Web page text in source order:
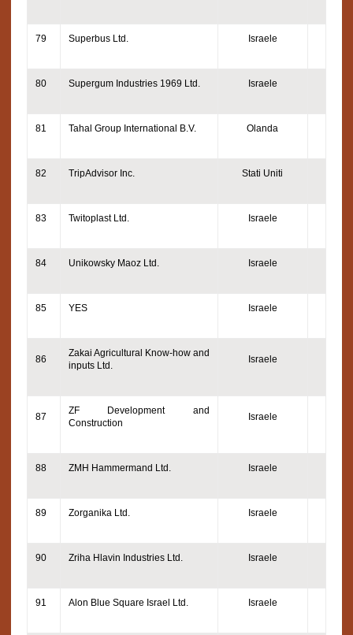
79 Superbus Ltd. Israele
80 Supergum Industries 1969 Ltd. Israele
81 Tahal Group International B.V. Olanda
82 TripAdvisor Inc. Stati Uniti
83 Twitoplast Ltd. Israele
84 Unikowsky Maoz Ltd. Israele
85 YES Israele
86
Zakai Agricultural Know-how and
inputs Ltd.
Israele
87
ZF Development and
Construction
Israele
88 ZMH Hammermand Ltd. Israele
89 Zorganika Ltd. Israele
90 Zriha Hlavin Industries Ltd. Israele
91 Alon Blue Square Israel Ltd. Israele